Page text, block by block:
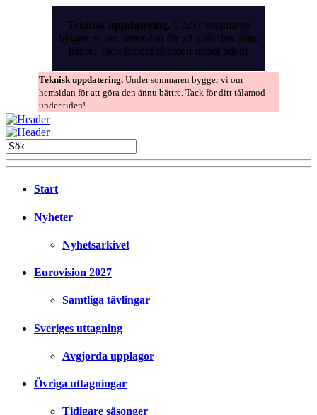
Teknisk uppdatering. Under sommaren
bygger vi om hemsidan för att göra den ännu
bättre. Tack för ditt tålamod under tiden!
Teknisk uppdatering. Under sommaren bygger vi om
hemsidan för att göra den ännu bättre. Tack för ditt tålamod
under tiden!
Start
Nyheter
Nyhetsarkivet
Eurovision 2027
Samtliga tävlingar
Sveriges uttagning
Avgjorda upplagor
Övriga uttagningar
Tidigare säsonger